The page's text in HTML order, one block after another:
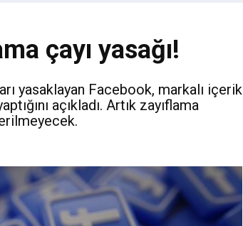
çayı yasağı!
yasaklayan Facebook, markalı içerik
açıkladı. Artık zayıflama